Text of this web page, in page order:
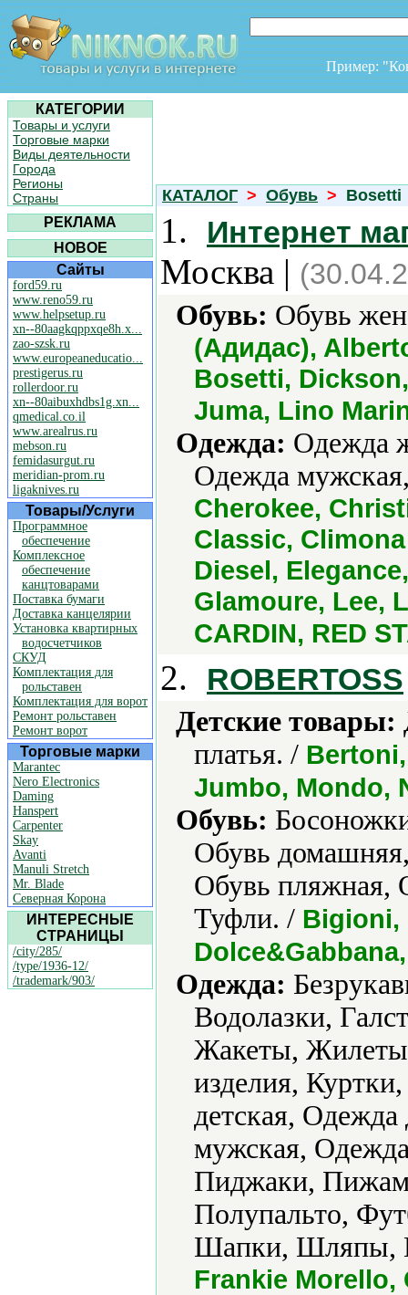
Пример:
КАТЕГОРИИ
Товары и услуги
Торговые марки
Виды деятельности
Города
Регионы
Страны
РЕКЛАМА
НОВОЕ
Сайты
ford59.ru
www.reno59.ru
www.helpsetup.ru
xn--80aagkqppxqe8h.x...
zao-szsk.ru
www.europeaneducatio...
prestigerus.ru
rollerdoor.ru
xn--80aibuxhdbs1g.xn...
qmedical.co.il
www.arealrus.ru
mebson.ru
femidasurgut.ru
meridian-prom.ru
ligaknives.ru
Товары/Услуги
Программное
обеспечение
Комплексное
обеспечение
канцтоварами
Поставка бумаги
Доставка канцелярии
Установка квартирных
водосчетчиков
СКУД
Комплектация для
рольставен
Комплектация для ворот
Ремонт рольставен
Ремонт ворот
Торговые марки
Marantec
Nero Electronics
Daming
Hanspert
Carpenter
Skay
Avanti
Manuli Stretch
Mr. Blade
Северная Корона
ИНТЕРЕСНЫЕ
СТРАНИЦЫ
/city/285/
/type/1936-12/
/trademark/903/
КАТАЛОГ > Обувь > Bosetti
1. Интернет
Москва |
Обувь: Обувь
(Адидас),
Bosetti,
Juma, Lino
Одежда: Одежда
Одежда
Cherokee,
Classic,
Diesel,
Glamoure, Lee,
CARDIN, RED
2. ROBERTOSS
Детские товары:
платья. /
Jumbo, Mondo,
Обувь:
Обувь
Обувь пляжная,
Туфли. / Bigioni,
Одежда:
Водолазки,
Жакеты,
изделия,
детская,
мужская,
Пиджаки,
Полупальто,
Шапки,
Frankie